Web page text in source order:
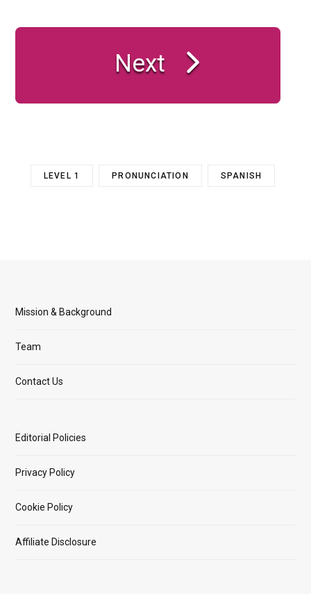
Next
LEVEL 1 PRONUNCIATION SPANISH
Mission & Background
Team
Contact Us
Editorial Policies
Privacy Policy
Cookie Policy
Affiliate Disclosure